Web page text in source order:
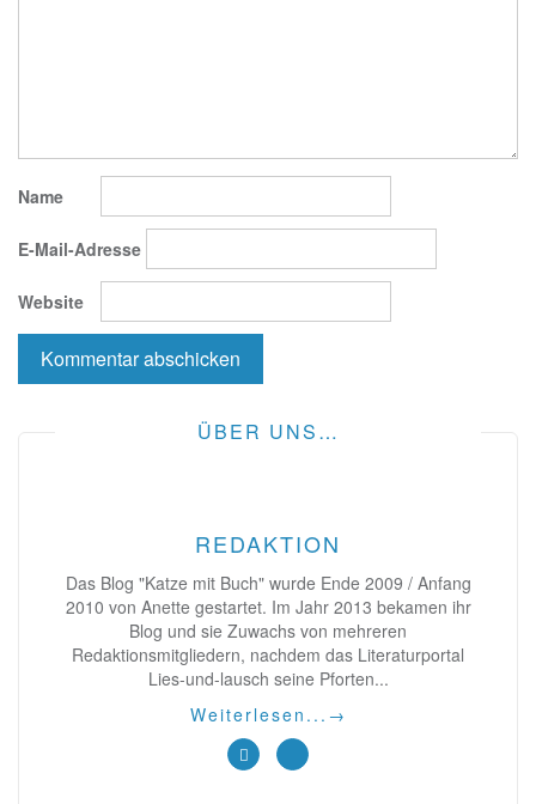
Name
E-Mail-Adresse
Website
ÜBER UNS…
REDAKTION
Das Blog "Katze mit Buch" wurde Ende 2009 / Anfang
2010 von Anette gestartet. Im Jahr 2013 bekamen ihr
Blog und sie Zuwachs von mehreren
Redaktionsmitgliedern, nachdem das Literaturportal
Lies-und-lausch seine Pforten...
Weiterlesen... →